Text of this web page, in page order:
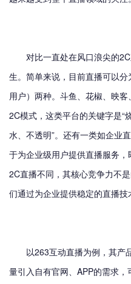
对比一直处在风口浪尖的2C
生。简单来说，目前直播可以
用户）两种。斗鱼、花椒、映
2C模式，这类平台的关键字是“
水、不透明”。还有一类如企业
于为企业级用户提供直播服务
2C直播不同，其核心竞争力不
们通过为企业提供稳定的直播技
以263互动直播为例，其产
量引入自有官网、APP的需求，